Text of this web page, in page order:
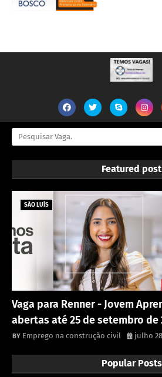
Featured post
SÃO LUÍS
Vaga para Renner - Jovem
abertas até 25 de setembro de
Emprego na construção civil julho
Popular Posts